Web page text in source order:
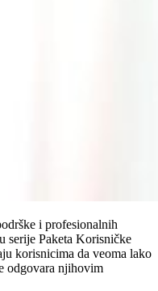
i profesionalnih
serije Paketa Korisničke
korisnicima da veoma lako
odgovara njihovim